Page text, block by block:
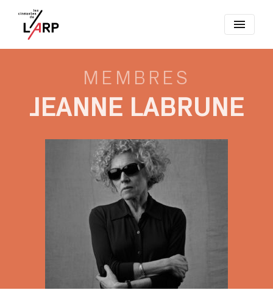
menu
MEMBRES
JEANNE LABRUNE